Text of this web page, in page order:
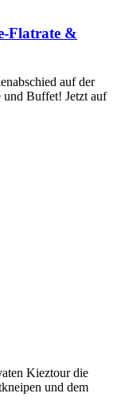
Flatrate &
auf der
und Buffet! Jetzt auf
Kieztour die
und dem